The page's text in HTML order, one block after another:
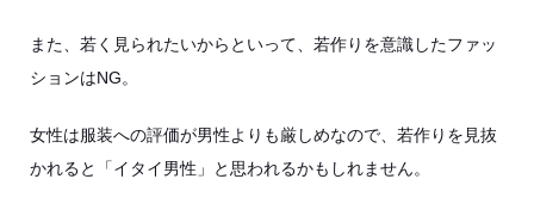
また、若く見られたいからといって、若作りを意識したファッ
ションはNG。
女性は服装への評価が男性よりも厳しめなので、若作りを見抜
かれると「イタイ男性」と思われるかもしれません。